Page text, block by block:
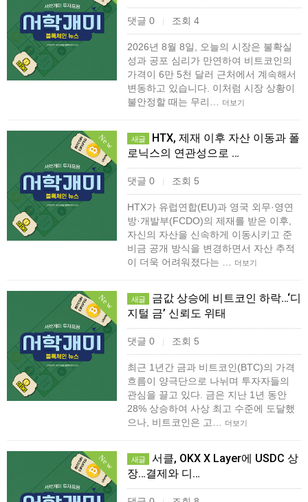
댓글 0 | 조회 4
2026년 8월 8일, 오늘의 시장은 불확실
성과 공포 심리가 만연하여 비트코인의
가격이 6만 5천 달러 근처에서 계속해서
변동하고 있습니다. 이처럼 시장 상황이
불안정할 때는 무리…
더보기
New 새글
HTX, 제재 이후 자산 이동과 폴
로닉스의 연관성으로 …
댓글 0 | 조회 5
HTX가 유럽연합(EU)과 영국 외무·영연
방·개발부(FCDO)의 제재를 받은 이후,
자신의 자산을 신속하게 이동시키고 준
비금 공개 방식을 변경하면서 자산 추적
이 더욱 어려워졌다는 …
더보기
New 새글
금값 상승에 비트코인 하락…‘디
지털 금’ 신뢰도 위태
댓글 0 | 조회 5
최근 1년간 금과 비트코인(BTC)의 가격
흐름이 양극단으로 나뉘며 투자자들의
관심을 끌고 있다. 금은 지난 1년 동안
28% 상승하여 사상 최고 수준에 도달했
으나, 비트코인은 고…
더보기
New 새글
서클, OKX X Layer에 USDC 상
장…결제와 디…